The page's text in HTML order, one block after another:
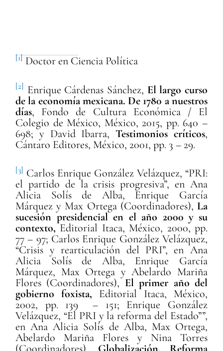
[1] Doctor en Ciencia Política
[2] Enrique Cárdenas Sánchez, El largo curso
de la economía mexicana. De 1780 a nuestros
días, Fondo de Cultura Económica / El
Colegio de México, México, 2015, pp. 640 –
698; y David Ibarra, Testimonios críticos,
Cántaro Editores, México, 2001, pp. 3 – 29.
[3] Carlos Enrique González Velázquez, “PRI:
el partido de la crisis progresiva”, en Ana
Alicia Solís de Alba, Enrique García
Márquez y Max Ortega (Coordinadores), La
sucesión presidencial en el año 2000 y su
contexto,Editorial Itaca, México, 2000, pp.
77 – 97; Carlos Enrique González Velázquez,
“Crisis y rearticulación del PRI”, en Ana
Alicia Solís de Alba, Enrique García
Márquez, Max Ortega y Abelardo Mariña
Flores (Coordinadores),El primer año del
gobierno foxista, Editorial Itaca, México,
2002, pp. 139 – 151; Enrique González
Velázquez, “El PRI y la reforma del Estado””,
en Ana Alicia Solís de Alba, Max Ortega,
Abelardo Mariña Flores y Nina Torres
(Coordinadores),
Globalización. Reforma